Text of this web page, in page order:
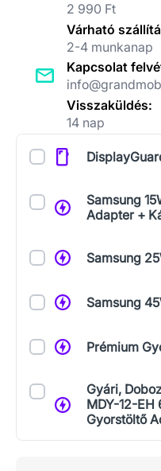
2 990 Ft
Várható
2-4 munkanap
Kapcsolat
Visszaküldés:
14 nap
Kiegészítők
Samsung
Adapter +
Samsung
Samsung
Prémium
Gyári,
MDY-12-
Gyorstöltő